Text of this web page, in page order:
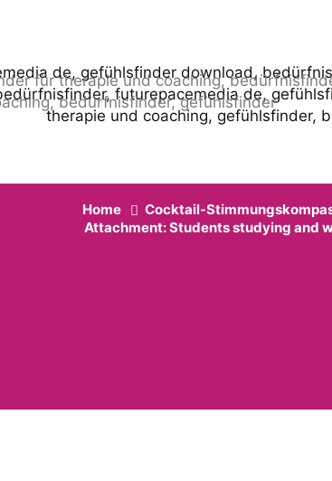
Home
Cocktail-
Attachment: Students studying and